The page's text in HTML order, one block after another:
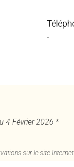
-
4 Février 2026 *
sur le site